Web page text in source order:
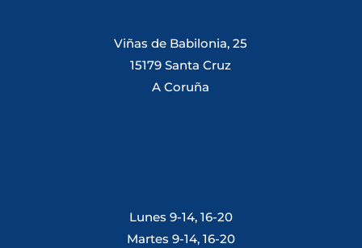
Viñas de Babilonia, 25
15179 Santa Cruz
A Coruña
Lunes 9-14, 16-20
Martes 9-14, 16-20